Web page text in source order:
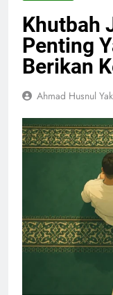
Khutbah
Penting
Berikan
Ahmad Husnul